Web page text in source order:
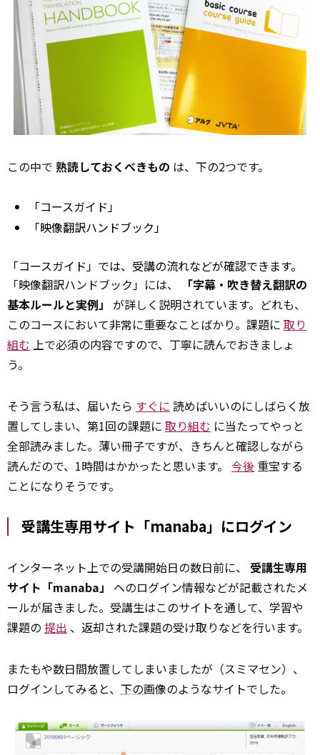
この中で 熟読しておくべきもの は、下の2つです。
「コースガイド」
「映像翻訳ハンドブック」
「コースガイド」では、受講の流れなどが確認できます。
「映像翻訳ハンドブック」には、
「字幕・吹き替え翻訳の
基本ルールと実例」 が詳しく説明されています。どれも、
このコースにおいて非常に重要なことばかり。課題に 取り
組む 上で必須の内容ですので、丁寧に読んでおきましょ
う。
そう言う私は、届いたら すぐに 読めばいいのにしばらく放
置してしまい、第1回の課題に 取り組む に当たってやっと
全部読みました。薄い冊子ですが、きちんと確認しながら
読んだので、1時間はかかったと思います。 今後 重宝する
ことになりそうです。
受講生専用サイト「manaba」にログイン
インターネット上での受講開始日の数日前に、 受講生専用
サイト「manaba」
へのログイン情報などが記載されたメ
ールが届きました。受講生はこのサイトを通して、学習や
課題の 提出 、返却された課題の受け取りなどを行います。
またもや数日間放置してしまいましたが（スミマセン）、
ログインしてみると、 下の画像のようなサイトでした。